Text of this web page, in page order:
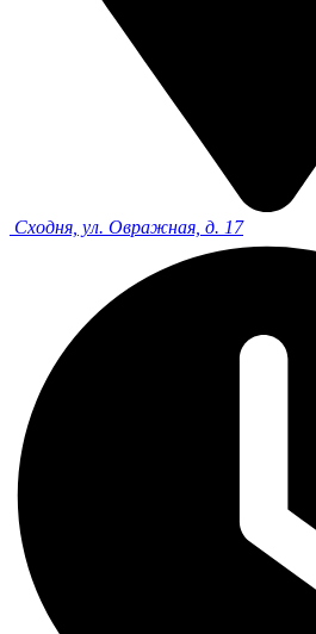
Сходня, ул. Овражная, д. 17